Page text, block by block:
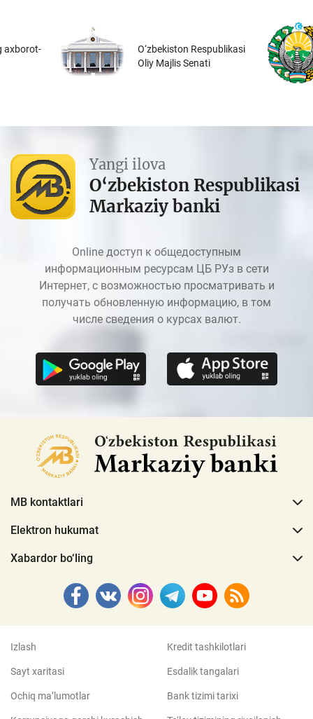
axborot-
O‘zbekiston Respublikasi
Oliy Majlis Senati
Yangi ilova
O‘zbekiston Respublikasi
Markaziy banki
Online доступ к общедоступным
информационным ресурсам ЦБ РУз в сети
Интернет, с возможностью просматривать и
получать обновленную информацию, в том
числе сведения о курсах валют.
MB kontaktlari
Elektron hukumat
Xabardor bo‘ling
Izlash
Sayt xaritasi
Ochiq ma’lumotlar
Kredit tashkilotlari
Esdalik tangalari
Bank tizimi tarixi